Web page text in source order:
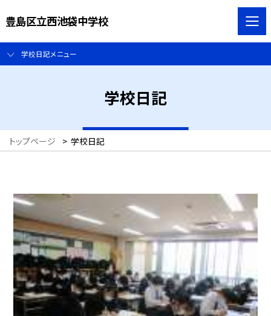
豊島区立西池袋中学校
学校日記メニュー
学校日記
トップページ > 学校日記